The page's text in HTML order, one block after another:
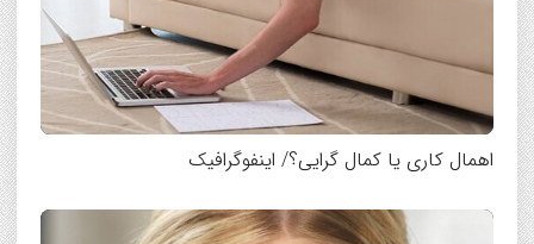
اهمال کاری یا کمال گرایی؟/ اینفوگرافیک